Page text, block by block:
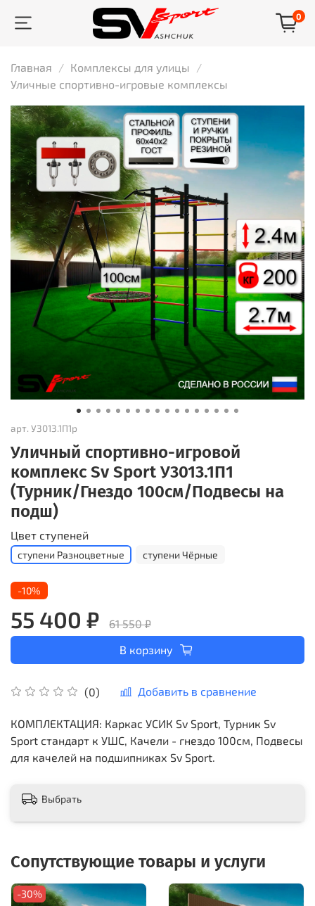
0
Главная
Комплексы для улицы
Уличные спортивно-игровые комплексы
арт. У3013.1П1р
Уличный спортивно-игровой
комплекс Sv Sport У3013.1П1
(Турник/Гнездо 100см/Подвесы на
подш)
(0) Добавить в сравнение
Цвет ступеней
ступени Разноцветные ступени Чёрные
-10%
55 400 ₽
61 550 ₽
В корзину
КОМПЛЕКТАЦИЯ: Каркас УСИК Sv Sport, Турник Sv
Sport стандарт к УШС, Качели - гнездо 100см, Подвесы
для качелей на подшипниках Sv Sport.
Выбрать
Сопутствующие товары и услуги
-30%